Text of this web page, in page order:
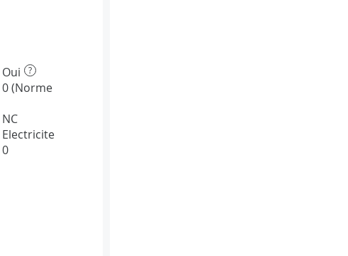
Oui ?
0 (Norme
NC
Electricite
0